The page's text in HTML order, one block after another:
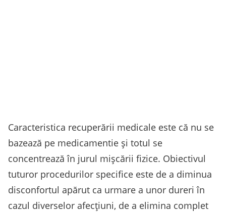
Caracteristica recuperării medicale este că nu se
bazează pe medicamentie și totul se
concentrează în jurul mișcării fizice. Obiectivul
tuturor procedurilor specifice este de a diminua
disconfortul apărut ca urmare a unor dureri în
cazul diverselor afecțiuni, de a elimina complet